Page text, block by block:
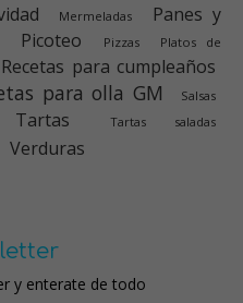
Mermeladas
Panes y
Picoteo Pizzas
Platos de
Recetas para cumpleaños
para olla GM
Salsas
Tartas Tartas saladas
Verduras
y enterate de todo